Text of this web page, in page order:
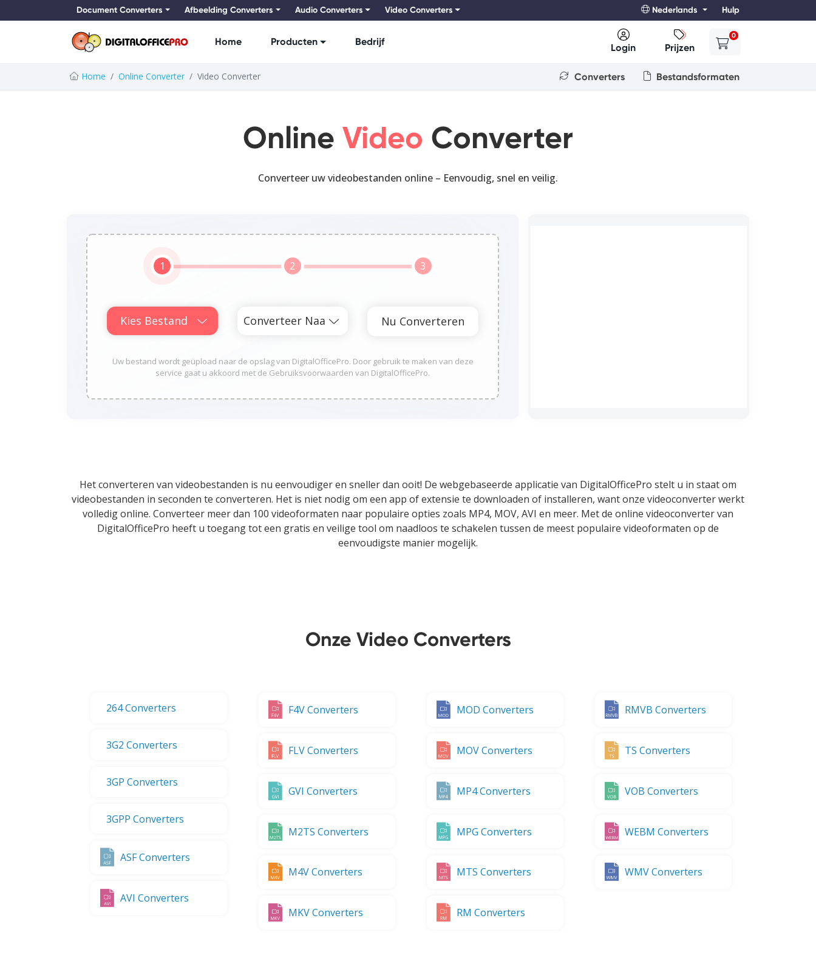
Document Converters Afbeelding Converters Audio Converters Video Converters Nederlands Hulp
Home Producten Bedrijf
Login Prijzen
0
Home Online Converter Video Converter Converters Bestandsformaten
Online Video Converter
Converteer uw videobestanden online – Eenvoudig, snel en veilig.
1
Kies Bestand
2 3
Uw bestand wordt geüpload naar de opslag van DigitalOfficePro. Door gebruik te maken van deze
service gaat u akkoord met de Gebruiksvoorwaarden van DigitalOfficePro.
Het converteren van videobestanden is nu eenvoudiger en sneller dan ooit! De webgebaseerde applicatie van DigitalOfficePro stelt u in staat om
videobestanden in seconden te converteren. Het is niet nodig om een app of extensie te downloaden of installeren, want onze videoconverter werkt
volledig online. Converteer meer dan 100 videoformaten naar populaire opties zoals MP4, MOV, AVI en meer. Met de online videoconverter van
DigitalOfficePro heeft u toegang tot een gratis en veilige tool om naadloos te schakelen tussen de meest populaire videoformaten op de
eenvoudigste manier mogelijk.
Onze Video Converters
264 Converters
3G2 Converters
3GP Converters
3GPP Converters
ASF Converters
AVI Converters
F4V Converters
FLV Converters
GVI Converters
M2TS Converters
M4V Converters
MKV Converters
MOD Converters
MOV Converters
MP4 Converters
MPG Converters
MTS Converters
RM Converters
RMVB Converters
TS Converters
VOB Converters
WEBM Converters
WMV Converters